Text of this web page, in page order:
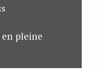
en pleine